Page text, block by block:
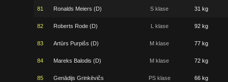
81 Ronalds Meiers (D) S klase 31 kg
82 Roberts Rode (D) L klase 92 kg
83 Artūrs Purpišs (D) M klase 77 kg
84 Mareks Balodis (D) M klase 72 kg
85 Genādijs Grinkēvičs PS klase 66 kg